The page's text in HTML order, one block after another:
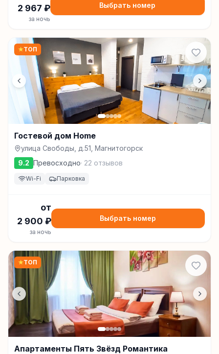
2 967 ₽
за ночь
Выбрать номер
★ТОП
Гостевой дом Home
улица Свободы, д.51, Магнитогорск
9.2 Превосходно· 22 отзывов
Wi-Fi Парковка
от
2 900 ₽
за ночь
Выбрать номер
★ТОП
Апартаменты Пять Звёзд Романтика